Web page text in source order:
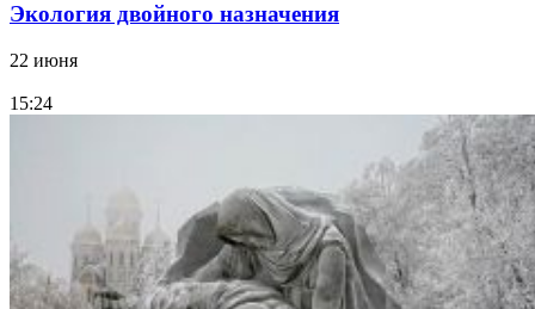
Экология двойного назначения
22 июня
15:24